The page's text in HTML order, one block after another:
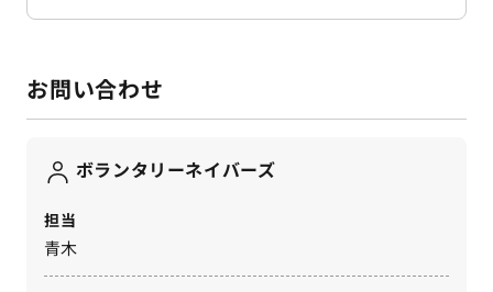
お問い合わせ
ボランタリーネイバーズ
担当
青木